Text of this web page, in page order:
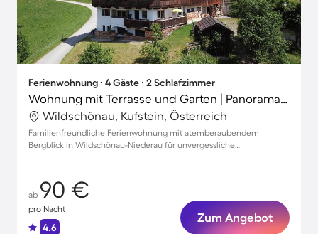
Ferienwohnung ∙ 4 Gäste ∙ 2 Schlafzimmer
Wohnung mit Terrasse und Garten | Panoramablick
Wildschönau, Kufstein, Österreich
Familienfreundliche Ferienwohnung mit atemberaubendem
Bergblick in Wildschönau-Niederau für unvergessliche
ab 90 €
pro Nacht
4.6
Zum Angebot